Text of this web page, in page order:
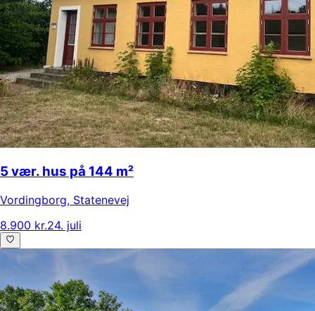
5 vær. hus på 144 m²
Vordingborg, Statenevej
8.900 kr.24. juli